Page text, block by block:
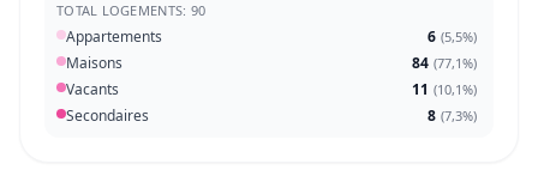
TOTAL LOGEMENTS: 90
Appartements 6 (5,5%)
Maisons 84 (77,1%)
Vacants 11 (10,1%)
Secondaires 8 (7,3%)